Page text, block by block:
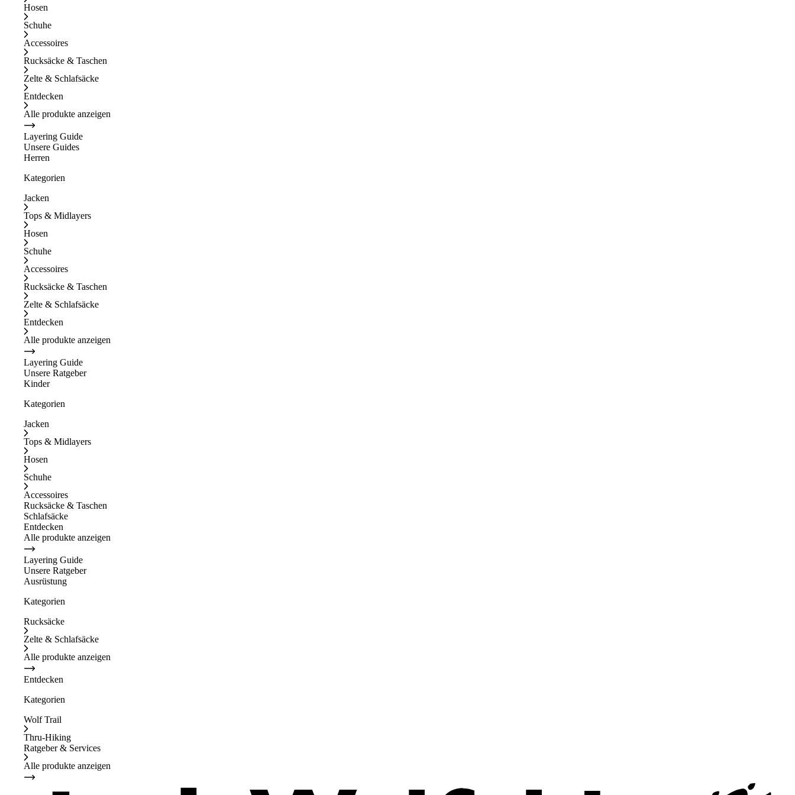
Hosen
Schuhe
Accessoires
Rucksäcke & Taschen
Zelte & Schlafsäcke
Entdecken
Alle produkte anzeigen
Layering Guide
Unsere Guides
Herren
Kategorien
Jacken
Tops & Midlayers
Hosen
Schuhe
Accessoires
Rucksäcke & Taschen
Zelte & Schlafsäcke
Entdecken
Alle produkte anzeigen
Layering Guide
Unsere Ratgeber
Kinder
Kategorien
Jacken
Tops & Midlayers
Hosen
Schuhe
Accessoires
Rucksäcke & Taschen
Schlafsäcke
Entdecken
Alle produkte anzeigen
Layering Guide
Unsere Ratgeber
Ausrüstung
Kategorien
Rucksäcke
Zelte & Schlafsäcke
Alle produkte anzeigen
Entdecken
Kategorien
Wolf Trail
Thru-Hiking
Ratgeber & Services
Alle produkte anzeigen